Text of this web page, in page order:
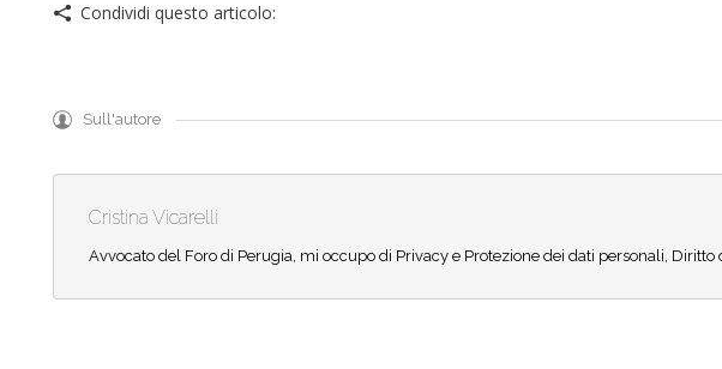
Condividi questo articolo:
Sull'autore
Cristina Vicarelli
Avvocato del Foro di Perugia, mi occupo di Privacy e Protezione dei dati personali,